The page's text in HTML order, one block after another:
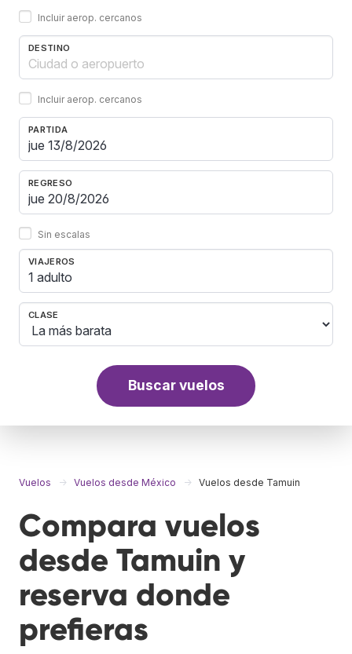
Incluir aerop. cercanos
DESTINO
Incluir aerop. cercanos
PARTIDA
REGRESO
Sin escalas
VIAJEROS
1 adulto
CLASE
Buscar vuelos
Vuelos Vuelos desde México Vuelos desde Tamuin
Compara vuelos
desde Tamuin y
reserva donde
prefieras